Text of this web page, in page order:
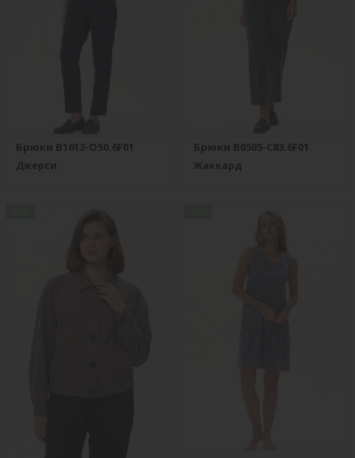
Брюки B1613-O50.6F01
Джерси
Брюки B0505-C83.6F01
Жаккард